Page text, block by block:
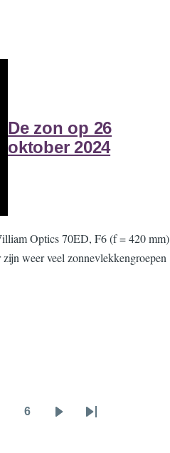
De zon op 26
oktober 2024
Optics 70ED, F6 (f = 420 mm)
weer veel zonnevlekkengroepen
6
Last